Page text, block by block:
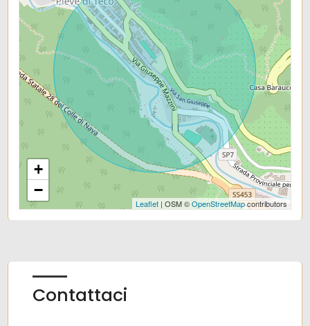
Distanza mare/lago: 24.000 mt.
Posizione: Centrale
Terrazza: 18 ㎡
+
−
Leaflet| OSM ©OpenStreetMapcontributors
Contattaci